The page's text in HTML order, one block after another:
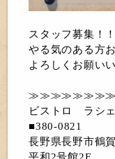
スタッフ募集！！
やる気のある方
よろしくお願い
ビストロ ラシ
■380-0821
長野県長野市鶴
平和2号館2F